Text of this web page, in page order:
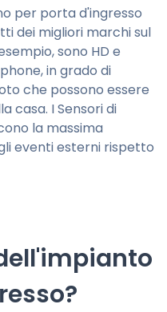
per porta d'ingresso
dei migliori marchi sul
sono HD e
in grado di
che possono essere
casa. I Sensori di
la massima
eventi esterni rispetto